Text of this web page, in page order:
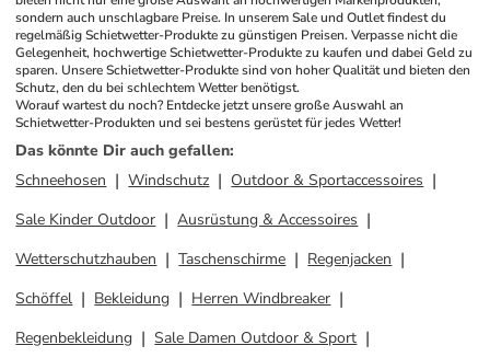
sondern auch unschlagbare Preise. In unserem Sale und Outlet findest du
regelmäßig Schietwetter-Produkte zu günstigen Preisen. Verpasse nicht die
Gelegenheit, hochwertige Schietwetter-Produkte zu kaufen und dabei Geld zu
sparen. Unsere Schietwetter-Produkte sind von hoher Qualität und bieten den
Schutz, den du bei schlechtem Wetter benötigst.
Worauf wartest du noch? Entdecke jetzt unsere große Auswahl an
Schietwetter-Produkten und sei bestens gerüstet für jedes Wetter!
Das könnte Dir auch gefallen:
Schneehosen
Windschutz
Outdoor & Sportaccessoires
Sale Kinder Outdoor
Ausrüstung & Accessoires
Wetterschutzhauben
Taschenschirme
Regenjacken
Schöffel
Bekleidung
Herren Windbreaker
Regenbekleidung
Sale Damen Outdoor & Sport